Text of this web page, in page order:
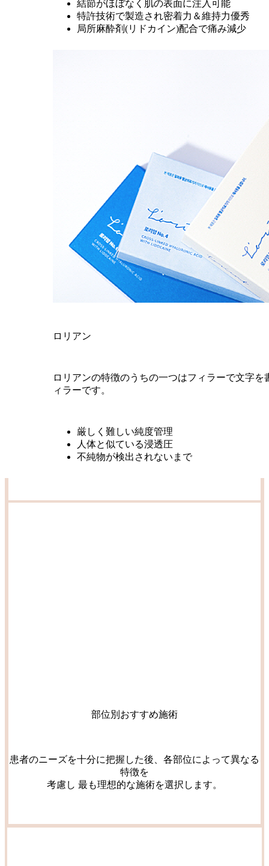
結節がほぼなく肌の表面に注入可能
特許技術で製造され密着力＆維持力優秀
局所麻酔剤(リドカイン)配合で痛み減少
ロリアン
ロリアンの特徴のうちの一つはフィラーで文字
ィラーです。
厳しく難しい純度管理
人体と似ている浸透圧
不純物が検出されないまで
ゼオミン xeomin
リズトックス liztox
国内KFDA認証を受け安全性を認証
受けたボ
ツリニウムトキシンA成分
オンユ美容整形外科は
お客様にお約束します。
オンユ美容整形外科は熟練した専門医が直接施術し
全製品の製品＆定量使用を約束します。
部位別おすすめ施術
患者のニーズを十分に把握した後、各部位によって異なる
特徴を
考慮し 最も理想的な施術を選択します。